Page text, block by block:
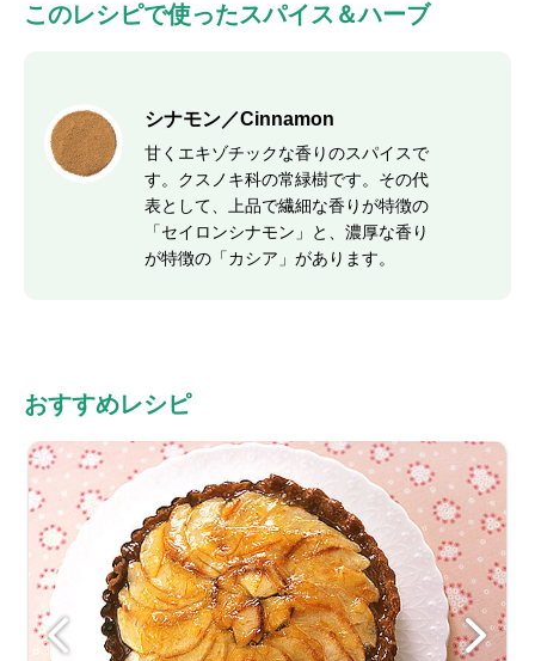
このレシピで使ったスパイス＆ハーブ
シナモン／Cinnamon
甘くエキゾチックな香りのスパイスで
す。クスノキ科の常緑樹です。その代
表として、上品で繊細な香りが特徴の
「セイロンシナモン」と、濃厚な香り
が特徴の「カシア」があります。
おすすめレシピ